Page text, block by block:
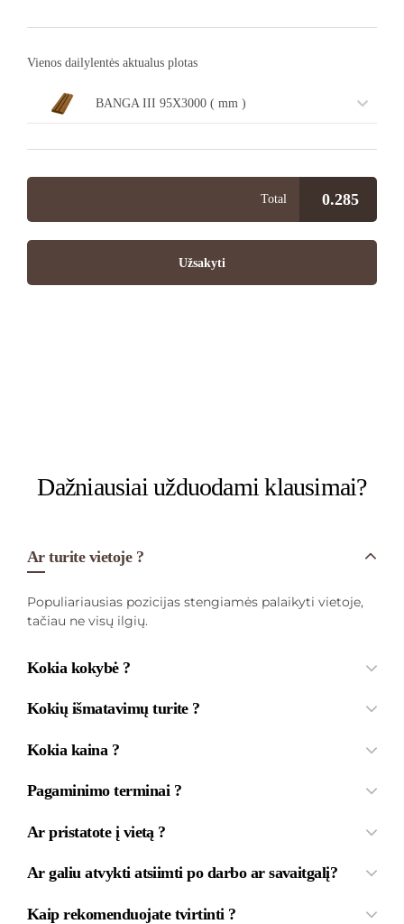
Vienos dailylentės aktualus plotas
BANGA III 95X3000 ( mm )
Total 0.285
Užsakyti
Dažniausiai užduodami klausimai?
Ar turite vietoje ?
Populiariausias pozicijas stengiamės palaikyti vietoje,
tačiau ne visų ilgių.
Kokia kokybė ?
Kokių išmatavimų turite ?
Kokia kaina ?
Pagaminimo terminai ?
Ar pristatote į vietą ?
Ar galiu atvykti atsiimti po darbo ar savaitgalį?
Kaip rekomenduojate tvirtinti ?